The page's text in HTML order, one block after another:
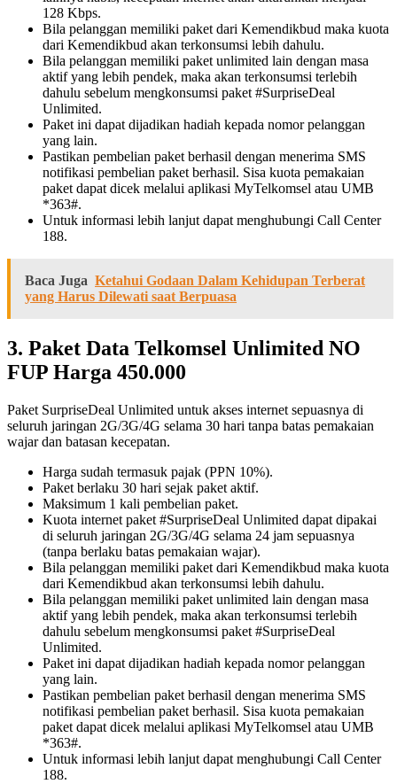
128 Kbps.
Bila pelanggan memiliki paket dari Kemendikbud maka kuota
dari Kemendikbud akan terkonsumsi lebih dahulu.
Bila pelanggan memiliki paket unlimited lain dengan masa
aktif yang lebih pendek, maka akan terkonsumsi terlebih
dahulu sebelum mengkonsumsi paket #SurpriseDeal
Unlimited.
Paket ini dapat dijadikan hadiah kepada nomor pelanggan
yang lain.
Pastikan pembelian paket berhasil dengan menerima SMS
notifikasi pembelian paket berhasil. Sisa kuota pemakaian
paket dapat dicek melalui aplikasi MyTelkomsel atau UMB
*363#.
Untuk informasi lebih lanjut dapat menghubungi Call Center
188.
Baca Juga Ketahui Godaan Dalam Kehidupan Terberat
yang Harus Dilewati saat Berpuasa
3. Paket Data Telkomsel Unlimited NO
FUP Harga 450.000
Paket SurpriseDeal Unlimited untuk akses internet sepuasnya di
seluruh jaringan 2G/3G/4G selama 30 hari tanpa batas pemakaian
wajar dan batasan kecepatan.
Harga sudah termasuk pajak (PPN 10%).
Paket berlaku 30 hari sejak paket aktif.
Maksimum 1 kali pembelian paket.
Kuota internet paket #SurpriseDeal Unlimited dapat dipakai
di seluruh jaringan 2G/3G/4G selama 24 jam sepuasnya
(tanpa berlaku batas pemakaian wajar).
Bila pelanggan memiliki paket dari Kemendikbud maka kuota
dari Kemendikbud akan terkonsumsi lebih dahulu.
Bila pelanggan memiliki paket unlimited lain dengan masa
aktif yang lebih pendek, maka akan terkonsumsi terlebih
dahulu sebelum mengkonsumsi paket #SurpriseDeal
Unlimited.
Paket ini dapat dijadikan hadiah kepada nomor pelanggan
yang lain.
Pastikan pembelian paket berhasil dengan menerima SMS
notifikasi pembelian paket berhasil. Sisa kuota pemakaian
paket dapat dicek melalui aplikasi MyTelkomsel atau UMB
*363#.
Untuk informasi lebih lanjut dapat menghubungi Call Center
188.